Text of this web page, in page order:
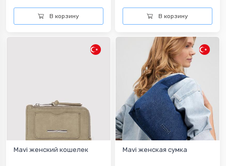
В корзину В корзину
Mavi женский кошелек Mavi женская сумка